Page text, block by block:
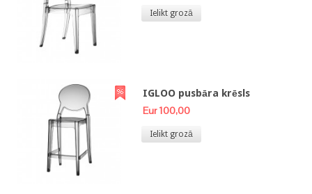
Ielikt grozā
IGLOO pusbāra krēsls
Eur 100,00
Ielikt grozā